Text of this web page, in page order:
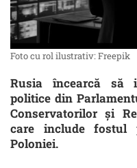
Foto cu rol ilustrativ: Freepik
Rusia încearcă să
politice din
Conservatorilor și
care include fostul
Poloniei.